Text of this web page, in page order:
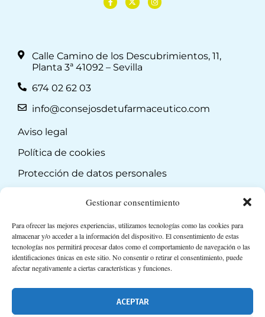
Gestionar consentimiento
Para ofrecer las mejores experiencias, utilizamos tecnologías como las cookies para
almacenar y/o acceder a la información del dispositivo. El consentimiento de estas
tecnologías nos permitirá procesar datos como el comportamiento de navegación o las
identificaciones únicas en este sitio. No consentir o retirar el consentimiento, puede
afectar negativamente a ciertas características y funciones.
ACEPTAR
Calle Camino de los Descubrimientos, 11,
Planta 3ª 41092 – Sevilla
674 02 62 03
info@consejosdetufarmaceutico.com
Aviso legal
Política de cookies
Protección de datos personales